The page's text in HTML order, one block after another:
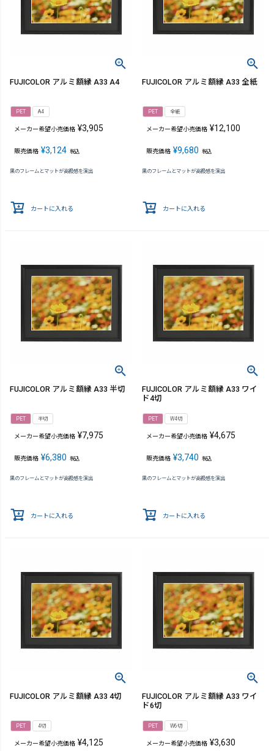
FUJICOLOR アルミ額縁 A33 A4
PET A4
メーカー希望小売価格 ¥3,905
販売価格 ¥3,124 税込
黒のフレームとマットが高級感を演出
カートに入れる
FUJICOLOR アルミ額縁 A33 全紙
PET 全紙
メーカー希望小売価格 ¥12,100
販売価格 ¥9,680 税込
黒のフレームとマットが高級感を演出
カートに入れる
FUJICOLOR アルミ額縁 A33 半切
PET 半切
メーカー希望小売価格 ¥7,975
販売価格 ¥6,380 税込
黒のフレームとマットが高級感を演出
カートに入れる
FUJICOLOR アルミ額縁 A33 ワイ
ド4切
PET W4切
メーカー希望小売価格 ¥4,675
販売価格 ¥3,740 税込
黒のフレームとマットが高級感を演出
カートに入れる
FUJICOLOR アルミ額縁 A33 4切
PET 4切
メーカー希望小売価格 ¥4,125
FUJICOLOR アルミ額縁 A33 ワイ
ド6切
PET W6切
メーカー希望小売価格 ¥3,630